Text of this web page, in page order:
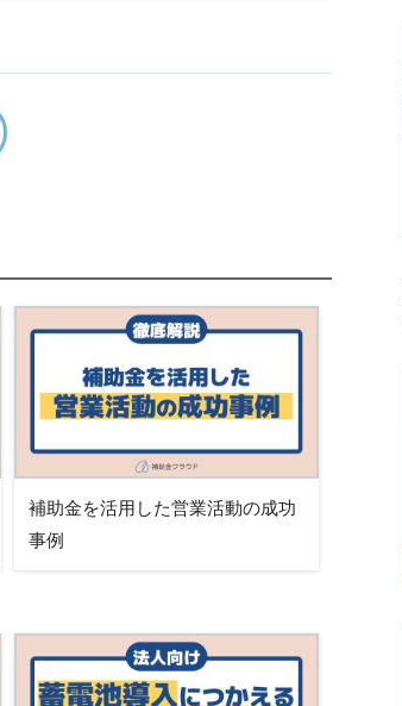
補助金を活用した営業活動の成功
事例